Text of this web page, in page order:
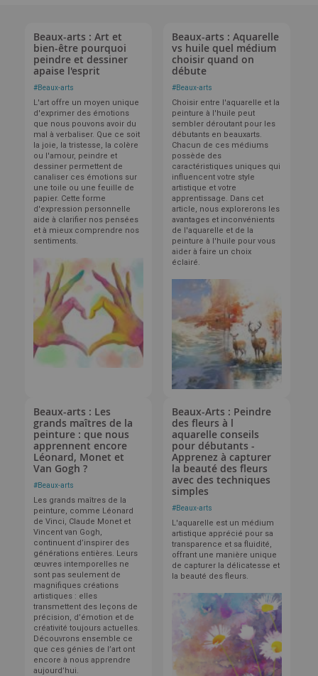
Beaux-arts : Art et
bien-être pourquoi
peindre et dessiner
apaise l'esprit
#Beaux-arts
L'art offre un moyen unique
d'exprimer des émotions
que nous pouvons avoir du
mal à verbaliser. Que ce soit
la joie, la tristesse, la colère
ou l'amour, peindre et
dessiner permettent de
canaliser ces émotions sur
une toile ou une feuille de
papier. Cette forme
d'expression personnelle
aide à clarifier nos pensées
et à mieux comprendre nos
sentiments.
Beaux-arts : Aquarelle
vs huile quel médium
choisir quand on
débute
#Beaux-arts
Choisir entre l'aquarelle et la
peinture à l'huile peut
sembler déroutant pour les
débutants en beauxarts.
Chacun de ces médiums
possède des
caractéristiques uniques qui
influencent votre style
artistique et votre
apprentissage. Dans cet
article, nous explorerons les
avantages et inconvénients
de l'aquarelle et de la
peinture à l'huile pour vous
aider à faire un choix
éclairé.
Beaux-arts : Les
grands maîtres de la
peinture : que nous
apprennent encore
Léonard, Monet et
Van Gogh ?
#Beaux-arts
Les grands maîtres de la
peinture, comme Léonard
de Vinci, Claude Monet et
Vincent van Gogh,
continuent d’inspirer des
générations entières. Leurs
œuvres intemporelles ne
sont pas seulement de
magnifiques créations
artistiques : elles
transmettent des leçons de
précision, d’émotion et de
créativité toujours actuelles.
Découvrons ensemble ce
que ces génies de l’art ont
encore à nous apprendre
aujourd’hui.
Beaux-Arts : Peindre
des fleurs à l
aquarelle conseils
pour débutants -
Apprenez à capturer
la beauté des fleurs
avec des techniques
simples
#Beaux-arts
L'aquarelle est un médium
artistique apprécié pour sa
transparence et sa fluidité,
offrant une manière unique
de capturer la délicatesse et
la beauté des fleurs.